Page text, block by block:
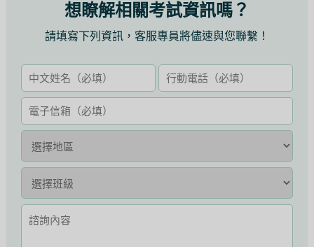
想瞭解相關考試資訊嗎？
請填寫下列資訊，客服專員將儘速與您聯繫！